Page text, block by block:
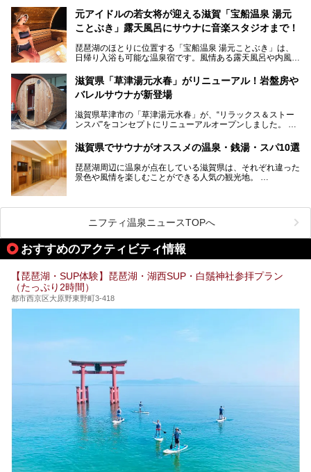
今回は、「北近江リゾート 天然温泉 北近江の湯」で朝から
晩まで楽しめる過ごし方をご紹介！ サウナ設備やサウナド
違いなしですよ。
───
この記事は北近江リゾート 天然温泉 北近江の湯のPR記事で
す。
元アイドルの若女将が迎える滋賀「宝船温泉 湯元
ことぶき」露天風呂にサウナに音楽スタジオまで！
琵琶湖のほとりに位置する「宝船温泉 湯元ことぶき」は、
日帰り入浴も可能な温泉宿です。風情ある露天風呂や内風
ープン。湖からそよぐ爽やかな風を感じながらサウナと温泉
が楽しめます。
を打てるのも醍醐味の一つ。そして、若女将はなんと「元ア
イドル」の現役アーティスト。音楽スタジオまで備えたユニ
滋賀県「草津湯元水春」がリニューアル！岩盤房や
バレルサウナが新登場
滋賀県草津市の「草津湯元水春」が、“リラックス＆ストー
ンスパ”をコンセプトにリニューアルオープンしました。
たほか、岩盤房やバレルサウナも新設されました。さらに地
産地消をテーマにしたレストランメニューもパワーアップ。
今回新しくなった「草津湯元水春」の魅力を余すところなく
紹介します。
滋賀県でサウナがオススメの温泉・銭湯・スパ10選
琵琶湖周辺に温泉が点在している滋賀県は、それぞれ違った
景色や風情を楽しむことができる人気の観光地。
旅行やお出かけのついではもちろん、近隣にお住いの方はぜ
ひ気軽に立ち寄ってみてくださいね。
ニフティ温泉ニュースTOPへ
おすすめのアクティビティ情報
【琵琶湖・SUP体験】琵琶湖・湖西SUP・白鬚神社参拝プラン
（たっぷり2時間）
都市西京区大原野東野町3-418